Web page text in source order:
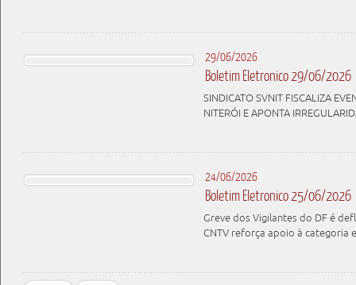
29/06/2026
Boletim Eletronico 29/06/2026
SINDICATO SVNIT FISCALIZA
NITERÓI E APONTA
24/06/2026
Boletim Eletronico 25/06/2026
Greve dos Vigilantes do DF é
CNTV reforça apoio à categoria